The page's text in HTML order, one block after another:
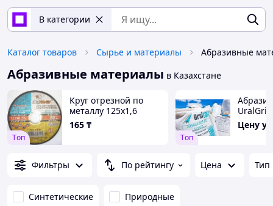
В категории
Каталог товаров Сырье и материалы Абразивные
Абразивные материалы в Казахстане
Tоп
Круг отрезной по
металлу 125х1,6
165 ₸
Tоп
UralGrit
Цену
Фильтры По рейтингу Цена Тип
Синтетические Природные